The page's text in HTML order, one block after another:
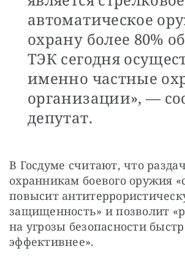
автоматическое
охрану более 80%
ТЭК сегодня
именно частные
организации», —
депутат.
В Госдуме считают, что
охранникам боевого оружия
повысит
защищенность» и позволит
на угрозы безопасности
эффективнее».